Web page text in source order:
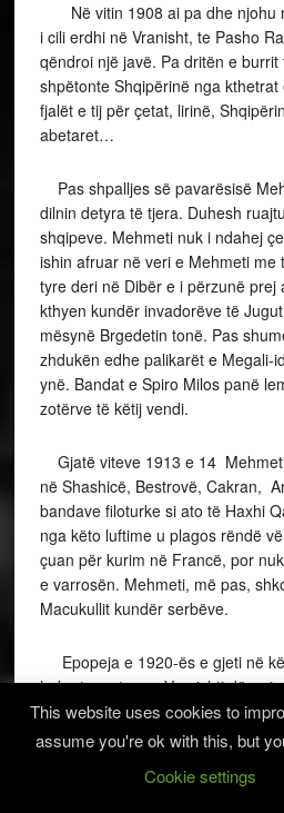
Në vitin 1908 ai pa dhe njohu
i cili erdhi në Vranisht, te Pasho
qëndroi një javë. Pa dritën e
shpëtonte Shqipërinë nga
fjalët e tij për çetat, lirinë,
abetaret…
Pas shpalljes së pavarësisë
dilnin detyra të tjera. Duhesh
shqipeve. Mehmeti nuk i ndahej
ishin afruar në veri e Mehmeti me
tyre deri në Dibër e i përzunë prej
kthyen kundër invadorëve të
mësynë Brgedetin tonë. Pas
zhdukën edhe palikarët e Megali-
ynë. Bandat e Spiro Milos panë
zotërve të këtij vendi.
Gjatë viteve 1913 e 14
në Shashicë, Bestrovë, Cakran,
bandave filoturke si ato të Haxhi
nga këto luftime u plagos rëndë
çuan për kurim në Francë, por
e varrosën. Mehmeti, më pas,
Macukullit kundër serbëve.
Epopeja e 1920-ës e gjeti në
hekurt e veteran. Vranishti dërgoi
luftëtarë, me Sali Vranishtin në
edhe Mehmet Beqaj. Luftoi në
edhe pushtuesin italian. Trimat
This website uses cookies to
assume you're ok with this, but
Cookie settings